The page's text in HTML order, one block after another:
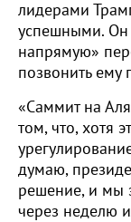
лидерами
успешными. Он
напрямую»
позвонить ему
«Саммит на
том, что, хотя
думаю,
решение, и мы
через неделю